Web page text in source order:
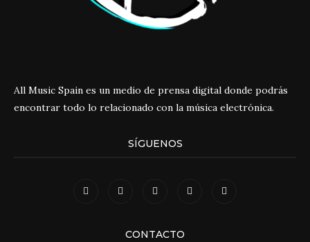
All Music Spain es un medio de prensa digital donde podrás
encontrar todo lo relacionado con la música electrónica.
SÍGUENOS
CONTACTO